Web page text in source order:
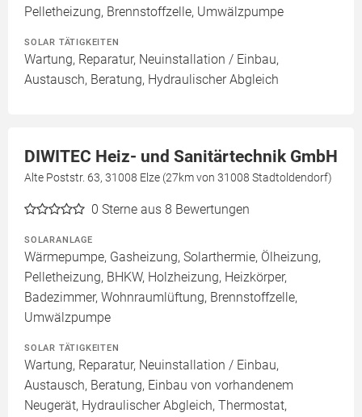
Pelletheizung, Brennstoffzelle, Umwälzpumpe
SOLAR TÄTIGKEITEN
Wartung, Reparatur, Neuinstallation / Einbau,
Austausch, Beratung, Hydraulischer Abgleich
DIWITEC Heiz- und Sanitärtechnik GmbH
Alte Poststr. 63, 31008 Elze (27km von 31008 Stadtoldendorf)
0 Sterne aus 8 Bewertungen
SOLARANLAGE
Wärmepumpe, Gasheizung, Solarthermie, Ölheizung,
Pelletheizung, BHKW, Holzheizung, Heizkörper,
Badezimmer, Wohnraumlüftung, Brennstoffzelle,
Umwälzpumpe
SOLAR TÄTIGKEITEN
Wartung, Reparatur, Neuinstallation / Einbau,
Austausch, Beratung, Einbau von vorhandenem
Neugerät, Hydraulischer Abgleich, Thermostat,